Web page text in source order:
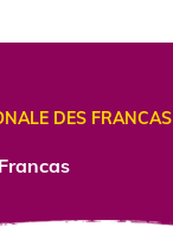
DES FRANCAS